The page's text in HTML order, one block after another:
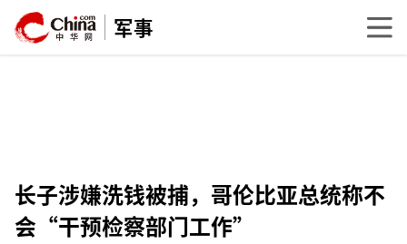
军事
长子涉嫌洗钱被捕，哥伦比亚总统称不
会“干预检察部门工作”